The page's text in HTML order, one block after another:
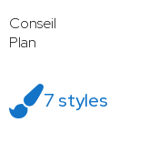
Conseil
Plan
7 styles